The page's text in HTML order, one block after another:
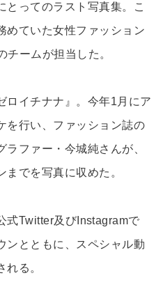
とってのラスト写真集。こ
めていた女性ファッション
ームが担当した。
イチナナ』。今年1月にア
を行い、ファッション誌の
ファー・今城純さんが、
でを写真に収めた。
Twitter及びInstagramで
ンとともに、スペシャル動
る。